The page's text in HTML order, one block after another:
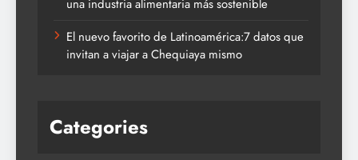
una industria alimentaria más sostenible
El nuevo favorito de Latinoamérica:7 datos que
invitan a viajar a Chequiaya mismo
Categories